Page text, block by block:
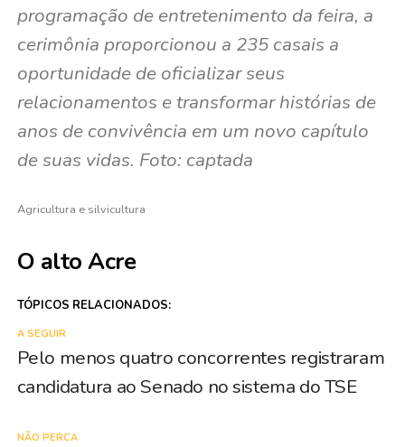
programação de entretenimento da feira, a
cerimônia proporcionou a 235 casais a
oportunidade de oficializar seus
relacionamentos e transformar histórias de
anos de convivência em um novo capítulo
de suas vidas. Foto: captada
Agricultura e silvicultura
O alto Acre
TÓPICOS RELACIONADOS:
A SEGUIR
Pelo menos quatro concorrentes registraram
candidatura ao Senado no sistema do TSE
NÃO PERCA